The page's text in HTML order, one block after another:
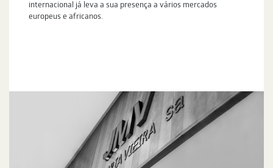
internacional já leva a sua presença a vários mercados
europeus e africanos.